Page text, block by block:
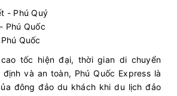
- Phú Quý
Phú Quốc
Quốc
tốc hiện đại, thời gian di chuyển
và an toàn, Phú Quốc Express là
đông đảo du khách khi du lịch đảo